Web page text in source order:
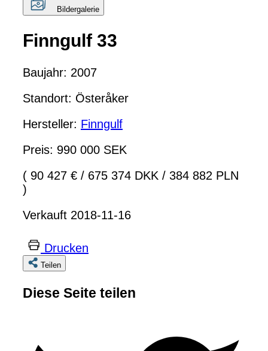
Bildergalerie
Finngulf 33
Baujahr: 2007
Standort: Österåker
Hersteller: Finngulf
Preis: 990 000 SEK
( 90 427 € / 675 374 DKK / 384 882 PLN
)
Verkauft 2018-11-16
Drucken
Teilen
Diese Seite teilen